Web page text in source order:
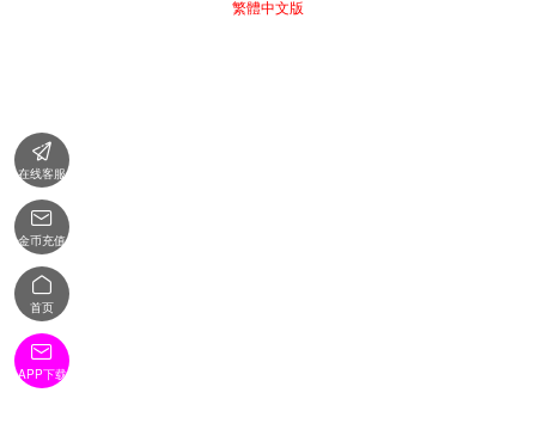
繁體中文版

在线客服

金币充值

首页

APP下载